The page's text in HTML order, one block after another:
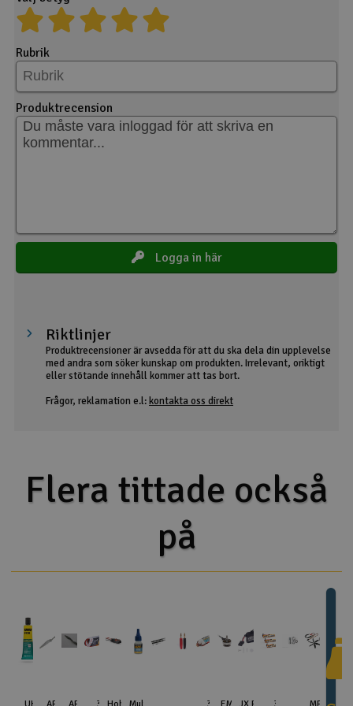
Rubrik
Produktrecension
Logga in här
Riktlinjer
Produktrecensioner är avsedda för att du ska dela din upplevelse
med andra som söker kunskap om produkten. Irrelevant, oriktigt
eller stötande innehåll kommer att tas bort.
Frågor, reklamation e.l: kontakta oss direkt
Flera tittade också
på